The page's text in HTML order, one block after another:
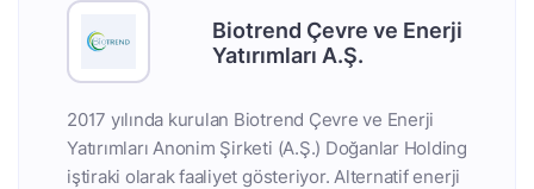
Biotrend Çevre ve Enerji
Yatırımları A.Ş.
2017 yılında kurulan Biotrend Çevre ve Enerji
Yatırımları Anonim Şirketi (A.Ş.) Doğanlar Holding
iştiraki olarak faaliyet gösteriyor. Alternatif enerji